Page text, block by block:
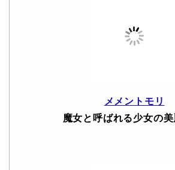
メメントモリ
魔女と呼ばれる少女の